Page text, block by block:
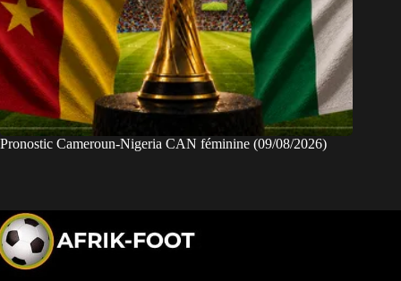
Pronostic Cameroun-Nigeria CAN féminine (09/08/2026)